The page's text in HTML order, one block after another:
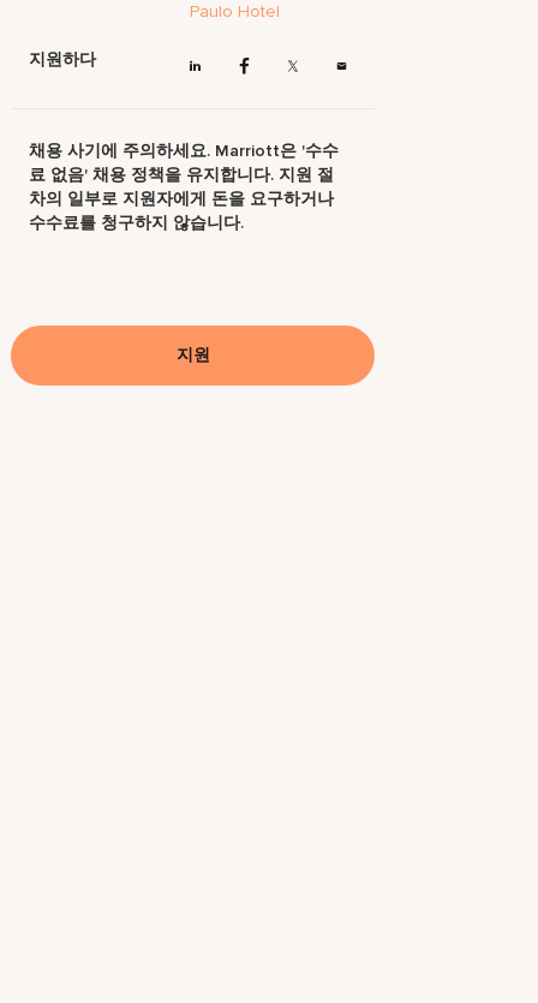
Paulo Hotel
지원하다
채용 사기에 주의하세요. Marriott은 '수수
료 없음' 채용 정책을 유지합니다. 지원 절
차의 일부로 지원자에게 돈을 요구하거나
수수료를 청구하지 않습니다.
지원